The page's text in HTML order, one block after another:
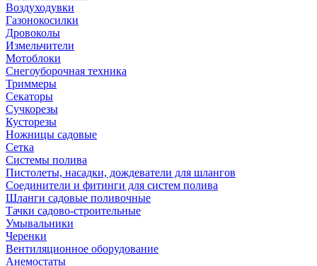
Воздуходувки
Газонокосилки
Дровоколы
Измельчители
Мотоблоки
Снегоуборочная техника
Триммеры
Секаторы
Сучкорезы
Кусторезы
Ножницы садовые
Сетка
Системы полива
Пистолеты, насадки, дождеватели для шлангов
Соединители и фитинги для систем полива
Шланги садовые поливочные
Тачки садово-строительные
Умывальники
Черенки
Вентиляционное оборудование
Анемостаты